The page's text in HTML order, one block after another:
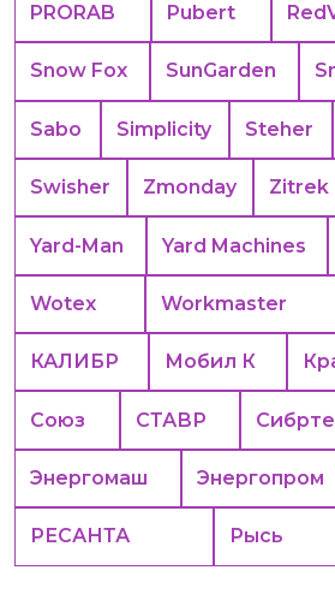
PRORAB Pubert
Snow Fox SunGarden
Sabo Simplicity Steher
Swisher Zmonday Zitrek
Yard-Man Yard Machines
Wotex Workmaster
КАЛИБР Мобил К
Союз СТАВР
Энергомаш Энергопром
РЕСАНТА Рысь